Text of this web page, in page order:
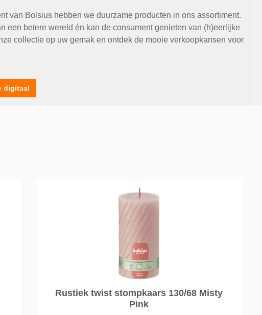
van Bolsius hebben we duurzame producten in ons assortiment.
een betere wereld én kan de consument genieten van (h)eerlijke
collectie op uw gemak en ontdek de mooie verkoopkansen voor
digitaal
Rustiek twist stompkaars 130/68 Misty
Pink